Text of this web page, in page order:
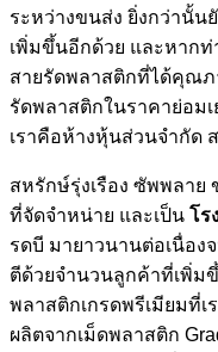
ระหว่างขนส่ง ยิ่งกว่านั้น
เพิ่มขึ้นอีกด้วย และหาก
สายรัดพลาสติกที่ได้คุณภ
รัดพลาสติกในราคาย่อม
เราคือห้างหุ้นส่วนจำกัด
สหรักษ์รุ่งเรือง ซัพพลาย
ที่จัดจำหน่าย และเป็น โร
รดบี มายาวนานต่อเนื่อง
ตีด้วยจำนวนลูกค้าที่เพิ่
พลาสติกเกรดพรีเมียมที่เ
ผลิตจากเม็ดพลาสติก